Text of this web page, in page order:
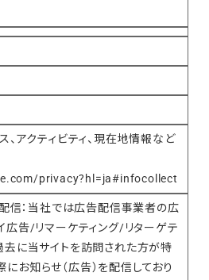
、アクティビティ、現在地情報など
privacy?hl=ja#infocollect
信：当社では広告配信事業者の広
広告/リマーケティング/リターゲテ
去に当サイトを訪問された方が特
お知らせ（広告）を配信しており